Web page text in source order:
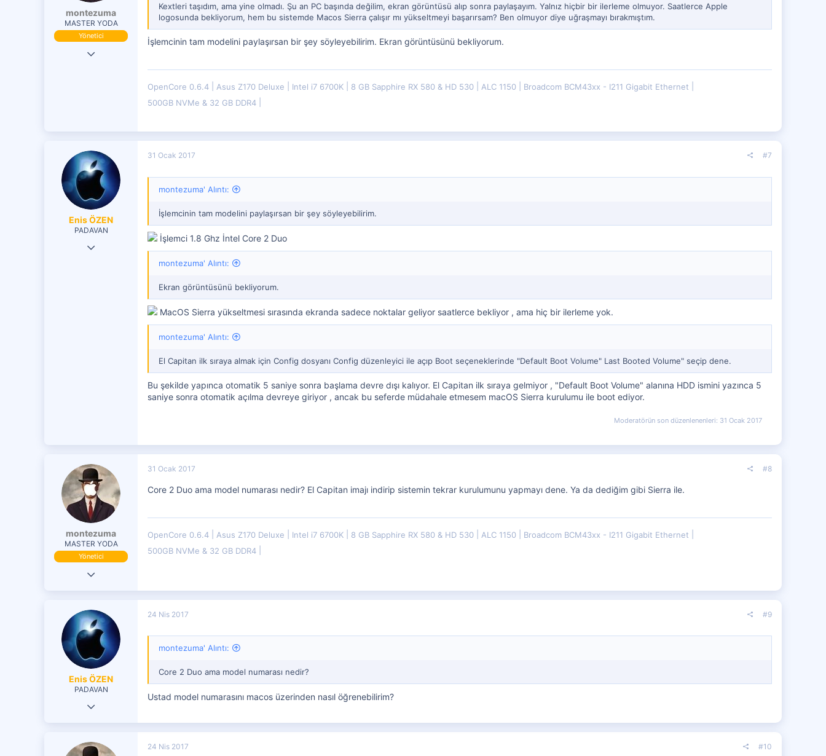
montezuma
MASTER YODA
Yönetici
19 Eki 2016
Kextleri taşıdım, ama yine olmadı. Şu an PC başında değilim, ekran görüntüsü alıp sonra paylaşayım. Yalnız hiçbir bir ilerleme olmuyor. Saatlerce Apple
logosunda bekliyorum, hem bu sistemde Macos Sierra çalışır mı yükseltmeyi başarırsam? Ben olmuyor diye uğraşmayı bırakmıştım.
İşlemcinin tam modelini paylaşırsan bir şey söyleyebilirim. Ekran görüntüsünü bekliyorum.
OpenCore 0.6.4 Asus Z170 Deluxe Intel i7 6700K 8 GB Sapphire RX 580 & HD 530 ALC 1150
Broadcom BCM43xx - I211 Gigabit Ethernet
500GB NVMe & 32 GB DDR4
Enis ÖZEN
PADAVAN
29 Ocak 2017
31 Ocak 2017 #7
montezuma' Alıntı:
İşlemcinin tam modelini paylaşırsan bir şey söyleyebilirim.
İşlemci 1.8 Ghz İntel Core 2 Duo
montezuma' Alıntı:
Ekran görüntüsünü bekliyorum.
MacOS Sierra yükseltmesi sırasında ekranda sadece noktalar geliyor saatlerce bekliyor , ama hiç bir ilerleme yok.
montezuma' Alıntı:
El Capitan ilk sıraya almak için Config dosyanı Config düzenleyici ile açıp Boot seçeneklerinde "Default Boot Volume" Last Booted Volume" seçip dene.
Bu şekilde yapınca otomatik 5 saniye sonra başlama devre dışı kalıyor. El Capitan ilk sıraya gelmiyor , "Default Boot Volume" alanına HDD ismini yazınca 5
saniye sonra otomatik açılma devreye giriyor , ancak bu seferde müdahale etmesem macOS Sierra kurulumu ile boot ediyor.
Moderatörün son düzenlenenleri: 31 Ocak 2017
montezuma
MASTER YODA
Yönetici
19 Eki 2016
4,401
31 Ocak 2017 #8
Core 2 Duo ama model numarası nedir? El Capitan imajı indirip sistemin tekrar kurulumunu yapmayı dene. Ya da dediğim gibi Sierra ile.
OpenCore 0.6.4 Asus Z170 Deluxe Intel i7 6700K 8 GB Sapphire RX 580 & HD 530 ALC 1150
Broadcom BCM43xx - I211 Gigabit Ethernet
500GB NVMe & 32 GB DDR4
Enis ÖZEN
PADAVAN
29 Ocak 2017
24 Nis 2017 #9
montezuma' Alıntı:
Core 2 Duo ama model numarası nedir?
Ustad model numarasını macos üzerinden nasıl öğrenebilirim?
24 Nis 2017 #10